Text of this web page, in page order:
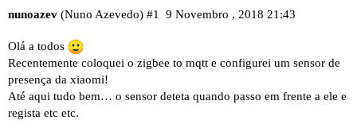
nunoazev (Nuno Azevedo) 9 Novembro , 2018 21:43
#1
Olá a todos
Recentemente coloquei o zigbee to mqtt e configurei um sensor de
presença da xiaomi!
Até aqui tudo bem… o sensor deteta quando passo em frente a ele e
regista etc etc.